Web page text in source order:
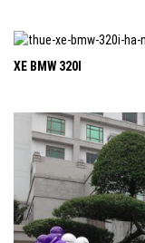
XE BMW 320I